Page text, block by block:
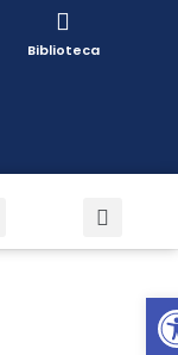
Biblioteca
Open toolbar